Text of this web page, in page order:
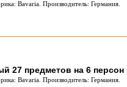
Bavaria. Производитель: Германия.
27 предметов на 6 персон
Bavaria. Производитель: Германия.